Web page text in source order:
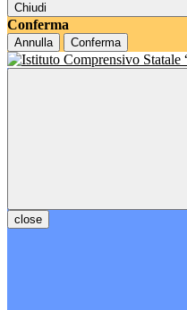
Chiudi
Conferma
Annulla Conferma
close